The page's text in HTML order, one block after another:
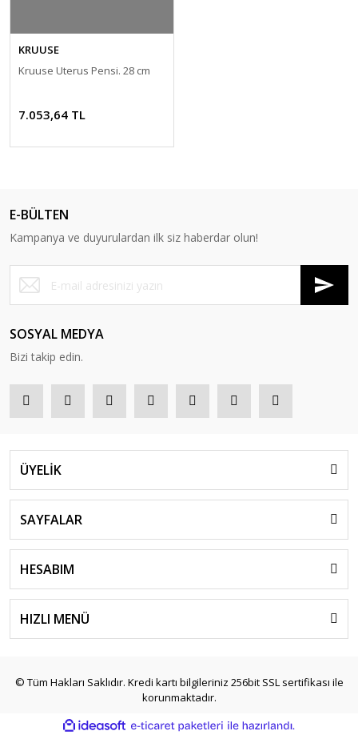
KRUUSE
Kruuse Uterus Pensi. 28 cm
7.053,64 TL
E-BÜLTEN
Kampanya ve duyurulardan ilk siz haberdar olun!
SOSYAL MEDYA
Bizi takip edin.
ÜYELİK
SAYFALAR
HESABIM
HIZLI MENÜ
© Tüm Hakları Saklıdır. Kredi kartı bilgileriniz 256bit SSL sertifikası ile
korunmaktadır.
ideasoft e-